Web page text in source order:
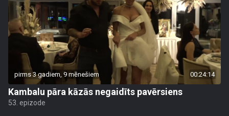
pirms 3 gadiem, 9 mēnešiem 00:24:14
Kambalu pāra kāzās negaidīts pavērsiens
53. epizode